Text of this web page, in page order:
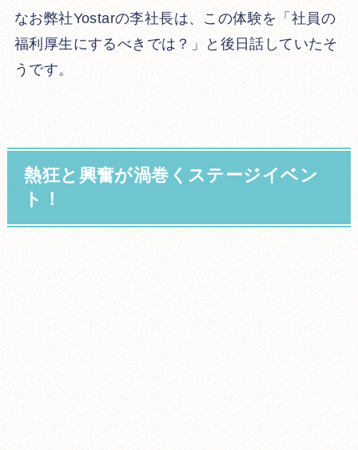
なお弊社Yostarの李社長は、この体験を「社員の
福利厚生にするべきでは？」と後日話していたそ
うです。
熱狂と興奮が渦巻くステージイベン
ト！